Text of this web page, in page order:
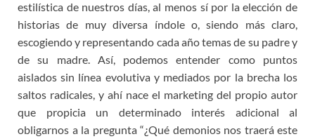
estilística de nuestros días, al menos sí por la elección de
historias de muy diversa índole o, siendo más claro,
escogiendo y representando cada año temas de su padre y
de su madre. Así, podemos entender como puntos
aislados sin línea evolutiva y mediados por la brecha los
saltos radicales, y ahí nace el marketing del propio autor
que propicia un determinado interés adicional al
obligarnos a la pregunta “¿Qué demonios nos traerá este